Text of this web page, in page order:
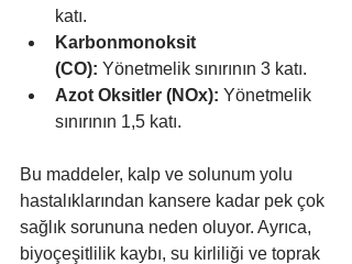
katı.
Karbonmonoksit
(CO): Yönetmelik sınırının 3 katı.
Azot Oksitler (NOx): Yönetmelik
sınırının 1,5 katı.
Bu maddeler, kalp ve solunum yolu
hastalıklarından kansere kadar pek çok
sağlık sorununa neden oluyor. Ayrıca,
biyoçeşitlilik kaybı, su kirliliği ve toprak